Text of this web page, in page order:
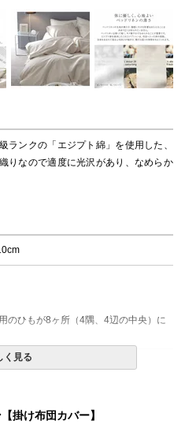
ランクの「エジプト綿」を使用した、
りなので適度に光沢があり、なめらか
のひもが8ヶ所（4隅、4辺の中央）に
く見る
掛け布団カバー】